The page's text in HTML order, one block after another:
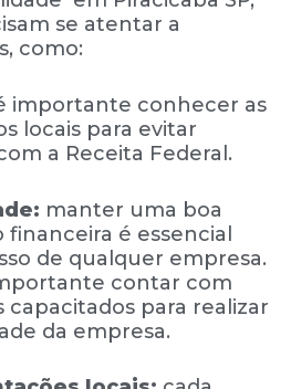
se atentar a
como:
importante conhecer as
locais para evitar
a Receita Federal.
manter uma boa
financeira é essencial
de qualquer empresa.
contar com
capacitados para realizar
da empresa.